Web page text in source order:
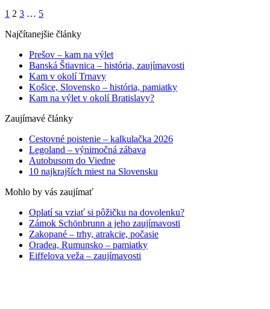
1 2 3 … 5
Najčítanejšie články
Prešov – kam na výlet
Banská Štiavnica – história, zaujímavosti
Kam v okolí Trnavy
Košice, Slovensko – história, pamiatky
Kam na výlet v okolí Bratislavy?
Zaujímavé články
Cestovné poistenie – kalkulačka 2026
Legoland – výnimočná zábava
Autobusom do Viedne
10 najkrajších miest na Slovensku
Mohlo by vás zaujímať
Oplatí sa vziať si pôžičku na dovolenku?
Zámok Schönbrunn a jeho zaujímavosti
Zakopané – trhy, atrakcie, počasie
Oradea, Rumunsko – pamiatky
Eiffelova veža – zaujímavosti